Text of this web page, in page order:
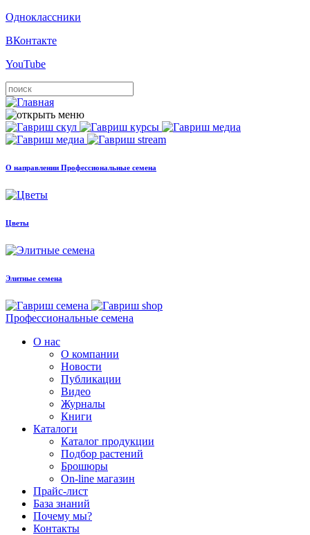
Одноклассники
ВКонтакте
YouTube
О направлении Профессиональные семена
Цветы
Элитные семена
Профессиональные семена
О нас
О компании
Новости
Публикации
Видео
Журналы
Книги
Каталоги
Каталог продукции
Подбор растений
Брошюры
On-line магазин
Прайс-лист
База знаний
Почему мы?
Контакты